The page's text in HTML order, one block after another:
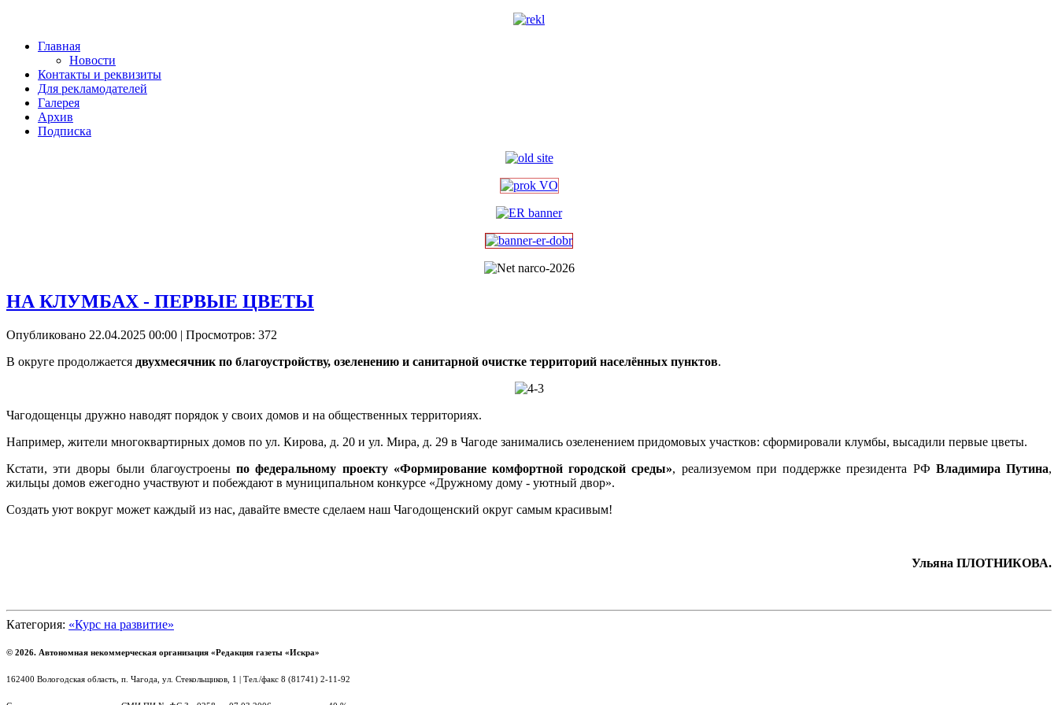
Главная
Новости
Контакты и реквизиты
Для рекламодателей
Галерея
Архив
Подписка
НА КЛУМБАХ - ПЕРВЫЕ ЦВЕТЫ
Опубликовано 22.04.2025 00:00 | Просмотров: 372
В округе продолжается двухмесячник по благоустройству, озеленению и санитарной очистке территорий населённых пунктов.
Чагодощенцы дружно наводят порядок у своих домов и на общественных территориях.
Например, жители многоквартирных домов по ул. Кирова, д. 20 и ул. Мира, д. 29 в Чагоде занимались озеленением придомовых участков: сформировали клумбы, высадили первые цветы.
Кстати, эти дворы были благоустроеныпо федеральному проекту «Формирование комфортной городской среды», реализуемом при поддержке президента РФ Владимира Путина,
жильцы домов ежегодно участвуют и побеждают в муниципальном конкурсе «Дружному дому - уютный двор».
Создать уют вокруг может каждый из нас, давайте вместе сделаем наш Чагодощенский округ самым красивым!
Ульяна ПЛОТНИКОВА.
Категория: «Курс на развитие»
© 2026. Автономная некоммерческая организация «Редакция газеты «Искра»
162400 Вологодская область, п. Чагода, ул. Стекольщиков, 1 | Тел./факс 8 (81741) 2-11-92